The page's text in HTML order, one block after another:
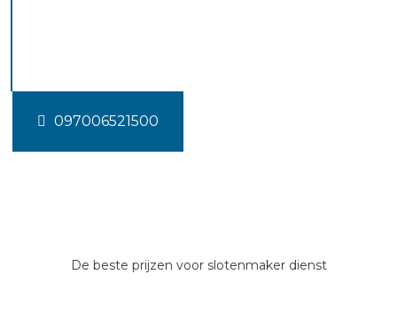
097006521500
De beste prijzen voor slotenmaker dienst